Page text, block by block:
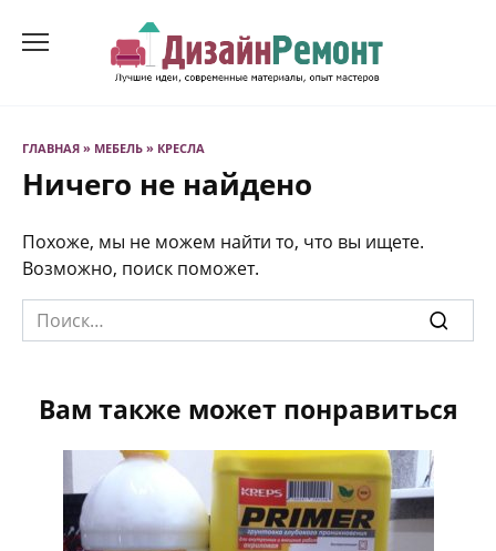
ГЛАВНАЯ » МЕБЕЛЬ » КРЕСЛА
Ничего не найдено
Похоже, мы не можем найти то, что вы ищете.
Возможно, поиск поможет.
Search
for:
Вам также может понравиться